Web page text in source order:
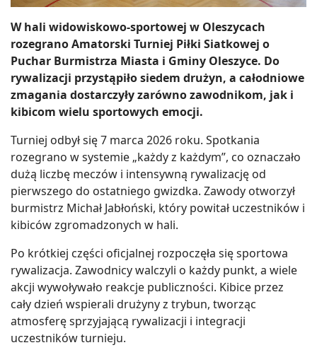
W hali widowiskowo-sportowej w Oleszycach
rozegrano Amatorski Turniej Piłki Siatkowej o
Puchar Burmistrza Miasta i Gminy Oleszyce. Do
rywalizacji przystąpiło siedem drużyn, a całodniowe
zmagania dostarczyły zarówno zawodnikom, jak i
kibicom wielu sportowych emocji.
Turniej odbył się 7 marca 2026 roku. Spotkania
rozegrano w systemie „każdy z każdym”, co oznaczało
dużą liczbę meczów i intensywną rywalizację od
pierwszego do ostatniego gwizdka. Zawody otworzył
burmistrz Michał Jabłoński, który powitał uczestników i
kibiców zgromadzonych w hali.
Po krótkiej części oficjalnej rozpoczęła się sportowa
rywalizacja. Zawodnicy walczyli o każdy punkt, a wiele
akcji wywoływało reakcje publiczności. Kibice przez
cały dzień wspierali drużyny z trybun, tworząc
atmosferę sprzyjającą rywalizacji i integracji
uczestników turnieju.